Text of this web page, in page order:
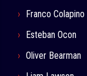
Franco Colapino
Esteban Ocon
Oliver Bearman